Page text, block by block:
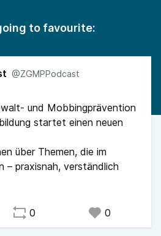
to favourite:
@ZGMPPodcast
und Mobbingprävention
startet einen neuen
über Themen, die im
– praxisnah, verständlich
0 0